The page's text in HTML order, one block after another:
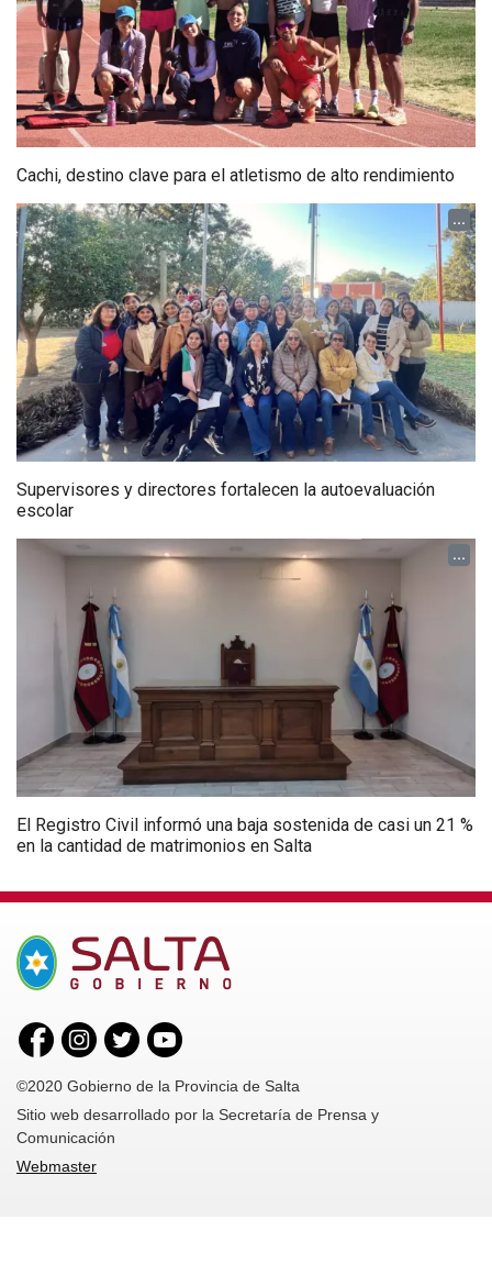
Cachi, destino clave para el atletismo de alto rendimiento
...
Supervisores y directores fortalecen la autoevaluación
escolar
...
El Registro Civil informó una baja sostenida de casi un 21 %
en la cantidad de matrimonios en Salta
©2020 Gobierno de la Provincia de Salta
Sitio web desarrollado por la Secretaría de Prensa y
Comunicación
Webmaster